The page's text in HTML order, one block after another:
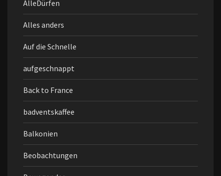
AlleDürfen
Alles anders
Auf die Schnelle
aufgeschnappt
Back to France
badventskaffee
Balkonien
Beobachtungen